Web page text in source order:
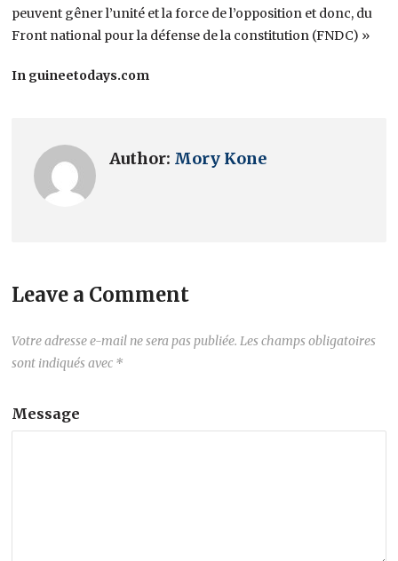
peuvent gêner l’unité et la force de l’opposition et donc, du
Front national pour la défense de la constitution (FNDC) »
In guineetodays.com
Author: Mory Kone
Leave a Comment
Votre adresse e-mail ne sera pas publiée. Les champs obligatoires
sont indiqués avec *
Message